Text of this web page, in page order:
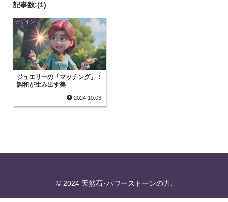
記事数:(1)
デザイン
ジュエリーの「マッチング」：
調和が生み出す美
2024.10.03
© 2024 天然石･パワーストーンの力.